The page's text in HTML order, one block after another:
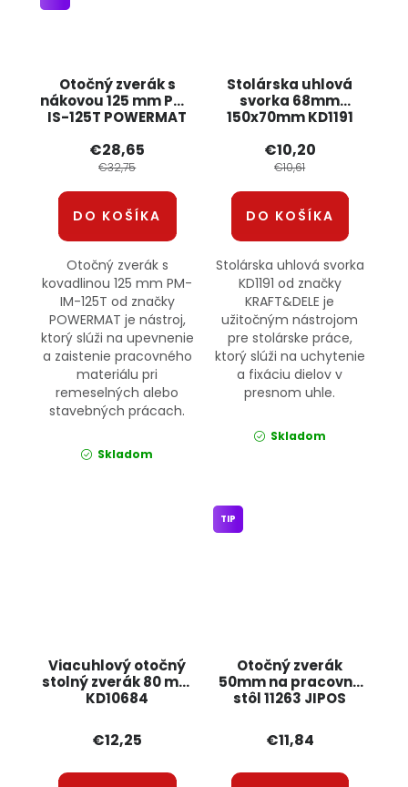
Otočný zverák s
nákovou 125 mm PM-
IS-125T POWERMAT
€28,65
€32,75
DO KOŠÍKA
Otočný zverák s
kovadlinou 125 mm PM-
IM-125T od značky
POWERMAT je nástroj,
ktorý slúži na upevnenie
a zaistenie pracovného
materiálu pri
remeselných alebo
stavebných prácach.
Skladom
Stolárska uhlová
svorka 68mm
150x70mm KD1191
€10,20
€10,61
DO KOŠÍKA
Stolárska uhlová svorka
KD1191 od značky
KRAFT&DELE je
užitočným nástrojom
pre stolárske práce,
ktorý slúži na uchytenie
a fixáciu dielov v
presnom uhle.
Skladom
Viacuhlový otočný
stolný zverák 80 mm
KD10684
€12,25
Otočný zverák
50mm na pracovný
stôl 11263 JIPOS
TIP
€11,84